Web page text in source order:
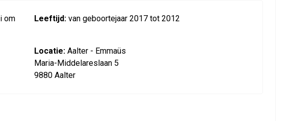
om
Leeftijd: van geboortejaar 2017 tot 2012
Locatie: Aalter - Emmaüs
Maria-Middelareslaan 5
9880 Aalter